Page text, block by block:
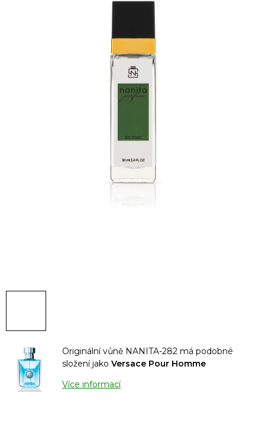
Originální vůně NANITA-282 má podobné
složení jako Versace Pour Homme
Více informací